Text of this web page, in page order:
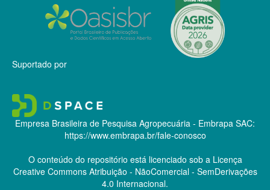
Suportado por
Empresa Brasileira de Pesquisa Agropecuária - Embrapa SAC:
https://www.embrapa.br/fale-conosco
O conteúdo do repositório está licenciado sob a Licença
Creative CommonsAtribuição - NãoComercial - SemDerivações
4.0 Internacional.